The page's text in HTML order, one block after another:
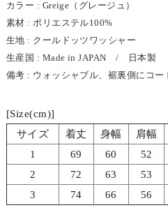
カラー : Greige（グレージュ）
素材 : ポリエステル100%
生地 : クールドッツワッシャー
生産国 : Made in JAPAN / 日本製
備考 : ウォッシャブル、裾裏側にコ
[Size(cm)]
サイズ
着丈 身幅 肩幅
1
69 60 52
2
72 63 53
3
74 66 56